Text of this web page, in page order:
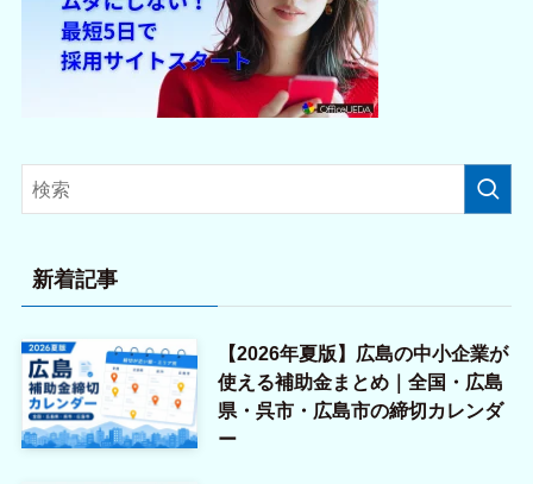
新着記事
【2026年夏版】広島の中小企業が
使える補助金まとめ｜全国・広島
県・呉市・広島市の締切カレンダ
ー